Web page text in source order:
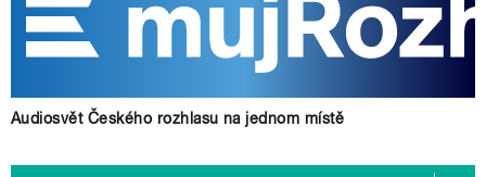
Audiosvět Českého rozhlasu na jednom místě